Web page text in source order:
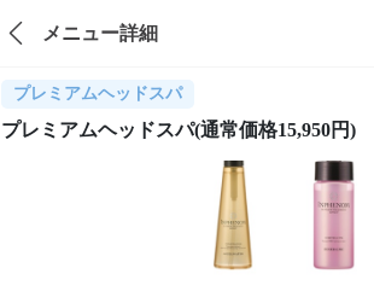
メニュー詳細
プレミアムヘッドスパ
プレミアムヘッドスパ(通常価格15,950円)